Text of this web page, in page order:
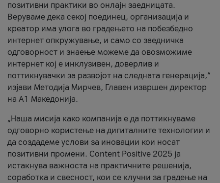
позитивни практики во онлајн заедницата.
Веруваме дека секој поединец, организација и
креатор има улога во градењето на побезбедно
интернет опкружување, и само со заедничка
одговорност и знаење можеме да овозможиме
интернет кој е инклузивен, доверлив и
поттикнувачки за развојот на следната генерација,“
изјави Методија Мирчев, Главен извршен директор
на А1 Македонија.
„Наша мисија како компанија е да поттикнуваме
одговорно користење на дигиталните технологии и
да создадеме услови за иновации кои носат
позитивни промени. Content Positive 2025 ја
истакнува важноста на практичните решенија,
соработка и свесност, кои се клучни за градење на